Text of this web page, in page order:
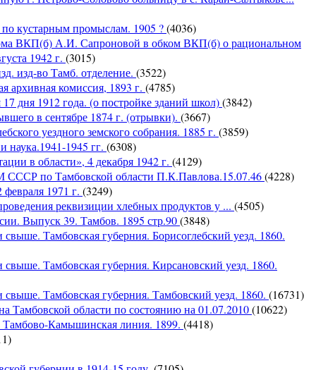
по кустарным промыслам. 1905 ?(4036)
ВКП(б) А.И. Сапроновой в обком ВКП(б) о рациональном
1942 г. (3015)
изд-во Тамб. отделение. (3522)
архивная комиссия, 1893 г. (4785)
дня 1912 года. (о постройке зданий школ)(3842)
в сентябре 1874 г. (отрывки). (3667)
уездного земского собрания. 1885 г. (3859)
наука.1941-1945 гг. (6308)
в области», 4 декабря 1942 г. (4129)
по Тамбовской области П.К.Павлова.15.07.46(4228)
1971 г. (3249)
реквизиции хлебных продуктов у ... (4505)
Выпуск 39. Тамбов. 1895 стр.90(3848)
Тамбовская губерния. Борисоглебский уезд. 1860.
Тамбовская губерния. Кирсановский уезд. 1860.
Тамбовская губерния. Тамбовский уезд. 1860. (16731)
Тамбовской области по состоянию на 01.07.2010(10622)
Тамбово-Камышинская линия. 1899. (4418)